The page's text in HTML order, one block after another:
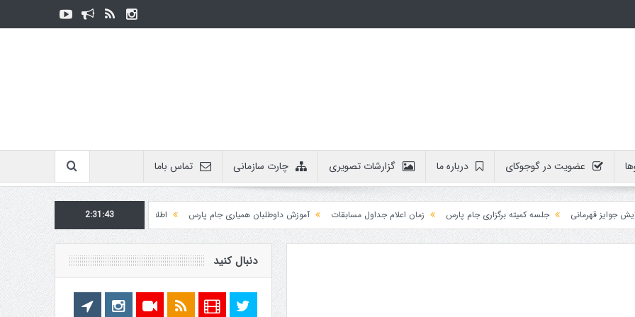
عضویت در گوجوکای درباره ما گزارشات تصویری چارت سازمانی تماس باما
قهرمانی جلسه کمیته برگزاری جام پارس زمان اعلام جداول مسابقات آموزش داوطلبان همیاری جام پارس
اطلاعیه روابط عمومی در مورد برگزاری مسابقات فدراسیون
2:31:43
دنبال کنید